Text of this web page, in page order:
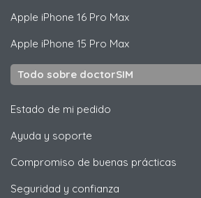
Apple iPhone 16 Pro Max
Apple iPhone 15 Pro Max
Todo sobre doctorSIM
Estado de mi pedido
Ayuda y soporte
Compromiso de buenas prácticas
Seguridad y confianza